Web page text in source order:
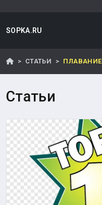
SOPKA.RU
СТАТЬИ ПЛАВАНИЕ
Статьи